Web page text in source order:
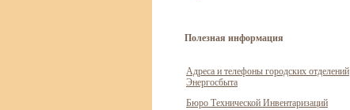
Полезная информация
Адреса и телефоны городских отделений
Энергосбыта
Бюро Технической Инвентаризаций